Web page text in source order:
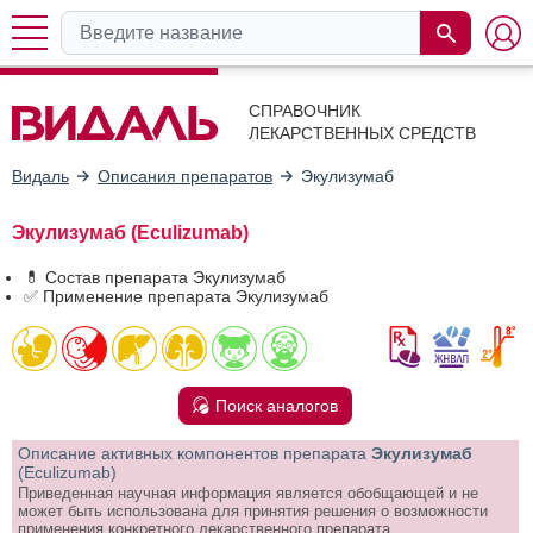
СПРАВОЧНИК
ЛЕКАРСТВЕННЫХ СРЕДСТВ
Видаль Описания препаратов Экулизумаб
Экулизумаб (Eculizumab)
💊 Состав препарата Экулизумаб
✅ Применение препарата Экулизумаб
Поиск аналогов
Описание активных компонентов препарата Экулизумаб
(Eculizumab)
Приведенная научная информация является обобщающей и не
может быть использована для принятия решения о возможности
применения конкретного лекарственного препарата.